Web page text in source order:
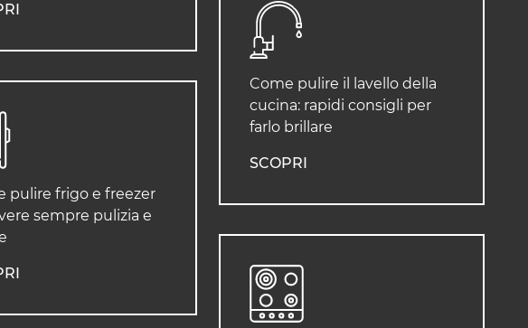
pulire frigo e freezer
sempre pulizia e
Come pulire il lavello della
cucina: rapidi consigli per
farlo brillare
SCOPRI